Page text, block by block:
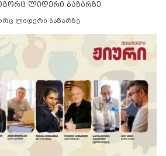
ლიდერი ბაზარზე
ლიდერი ბაზარზე